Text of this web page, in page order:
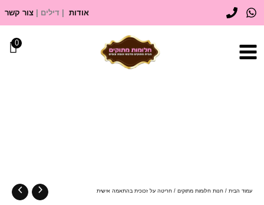
דילוג
לתוכן
אודות | דילים | צור קשר
0
עמוד הבית / חנות חלומות מתוקים / חריטה על זכוכית בהתאמה אישית